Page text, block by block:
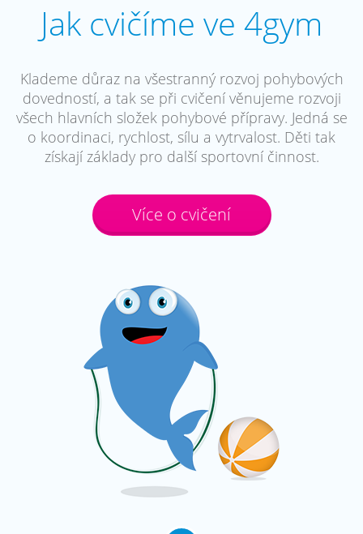
Jak cvičíme ve 4gym
Klademe důraz na všestranný rozvoj pohybových
dovedností, a tak se při cvičení věnujeme rozvoji
všech hlavních složek pohybové přípravy. Jedná se
o koordinaci, rychlost, sílu a vytrvalost. Děti tak
získají základy pro další sportovní činnost.
Více o cvičení